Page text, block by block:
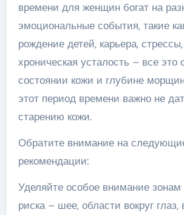
времени для женщин богат на
эмоциональные события, такие
рождение детей, карьера,
хроническая усталость – все это
состоянии кожи и глубине
этот период времени важно не
старению кожи.
Обратите внимание на
рекомендации:
Уделяйте особое внимание
риска – шее, области вокруг глаз,